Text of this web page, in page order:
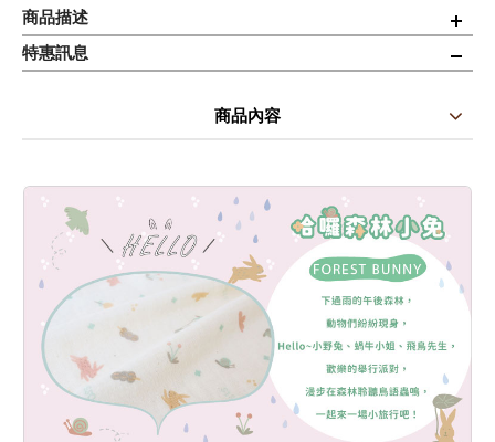
商品描述
◆哈囉森林小兔紗布轉圈圈圍兜+哈囉森林小兔紗布親親布偶
特惠訊息
商品內容